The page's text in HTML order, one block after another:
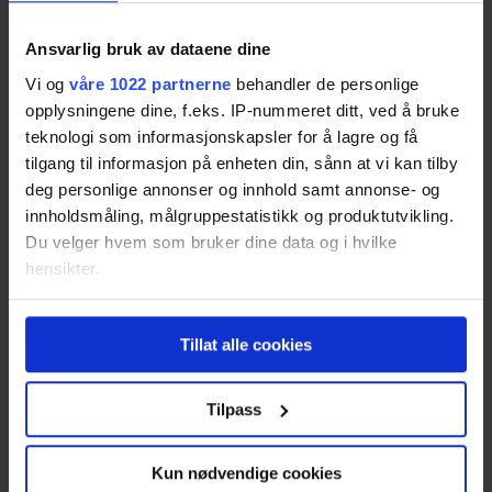
Ansvarlig bruk av dataene dine
Vi og våre 1022 partnerne behandler de personlige
opplysningene dine, f.eks. IP-nummeret ditt, ved å bruke
teknologi som informasjonskapsler for å lagre og få
tilgang til informasjon på enheten din, sånn at vi kan tilby
deg personlige annonser og innhold samt annonse- og
innholdsmåling, målgruppestatistikk og produktutvikling.
Du velger hvem som bruker dine data og i hvilke
hensikter.
Hvis du gir oss lov, vil vi også gjerne:
Innhente informasjon om den geografiske
beliggenheten din, som kan være nøyaktig innenfor
Identifisere enheten din ved å aktivt skanne den
kan du lese om hvordan dine personlige
Tillat alle cookies
Tilpass
Kun nødvendige cookies
Innboforsikringen dekker også saksomkostninger i
forbindelse med konflikt, men her er det et tak på
100 000 kroner, pluss vanligvis 20 prosent
egenandel.
Les også:Slik pakker du ved flytting
Hva med
boligselgerforsikring?
Mens Forbrukerrådet ikke anbefaler
boligkjøperforsikring, er det langt mer positive til
eierskifteforsikring, eller boligselgerforsikring som
mange banker kaller det. Denne forsikringen